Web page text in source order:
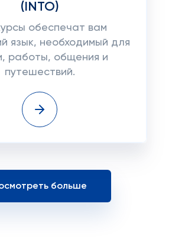
(INTO)
обеспечат вам
язык, необходимый для
работы, общения и
путешествий.
больше